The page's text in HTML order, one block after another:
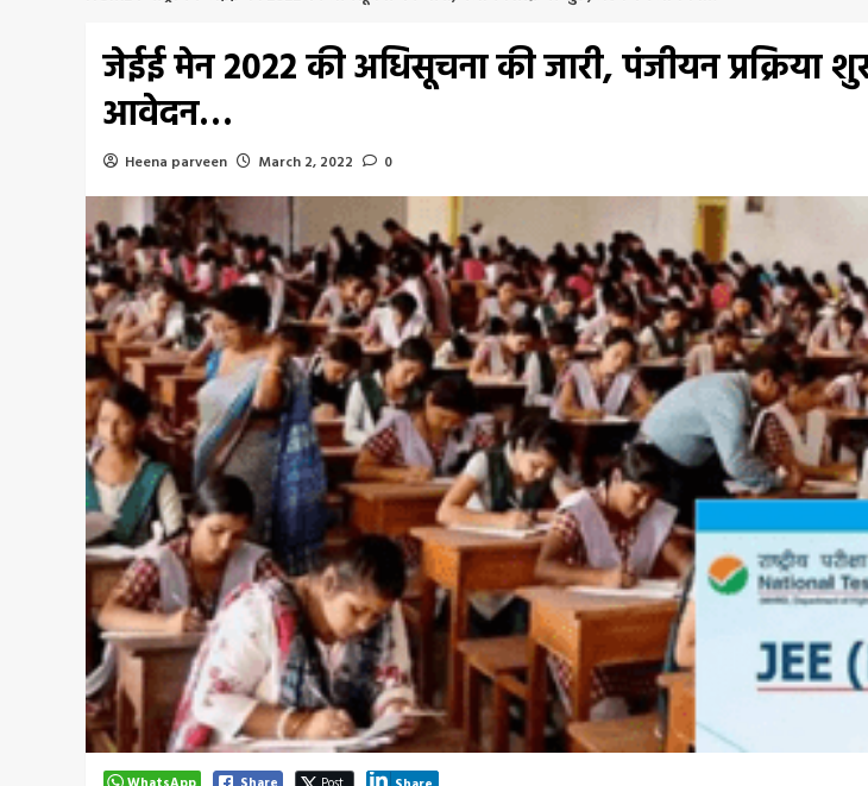
जेईई मेन 2022 की अधिसूचना की जारी, पंजीयन प्रक्रिया
आवेदन…
Heena parveen March 2, 2022 0